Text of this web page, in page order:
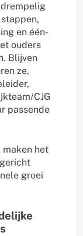
en één-
ouders
Blijven
ze,
CJG
passende
maken het
groei